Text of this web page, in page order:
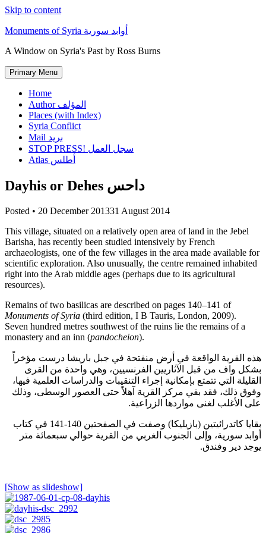
Skip to content
Monuments of Syria أوابد سورية
A Window on Syria's Past by Ross Burns
Primary Menu
Home
Author المؤلف
Places (with Index)
Syria Conflict
Mail بريد
STOP PRESS! سجل العمل
Atlas أطلس
Dayhis or Dehes داحس
Posted • 20 December 201331 August 2014
This village, situated on a relatively open area of land in the Jebel
Barisha, has recently been studied intensively by French
archaeologists, one of the few villages in the area made available for
scientific exploration. Also unusually, the centre remained inhabited
right into the Arab middle ages (perhaps due to its agricultural
resources).
Remains of two basilicas are described on pages 140–141 of
Monuments of Syria (third edition, I B Tauris, London, 2009).
Seven hundred metres southwest of the ruins lie the remains of a
monastery and an inn (pandocheion).
هذه القرية الواقعة في أرض منفتحة في جبل باريشا درست مؤخراً
بشكل واف من قبل الآثاريين الفرنسيين، وهي واحدة من القرى
القليلة التي تتمتع بإمكانية إجراء التنقيبات والدراسات العلمية فيها،
وفوق ذلك، فقد بقي مركز القرية آهلاً حتى العصور الوسطى، وذلك
على الأغلب لغنى مواردها الزراعية.
بقايا كاتدرائيتين (بازيليكا) وصفت في الصفحتين 140-141 في كتاب
أوابد سورية، وإلى الجنوب الغربي من القرية حوالي سبعمائة متر
يوجد دير وفندق.
[Show as slideshow]